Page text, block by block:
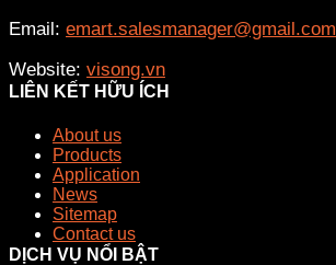
Email: emart.salesmanager@gmail.com
Website: visong.vn
LIÊN KẾT HỮU ÍCH
About us
Products
Application
News
Sitemap
Contact us
DỊCH VỤ NỔI BẬT